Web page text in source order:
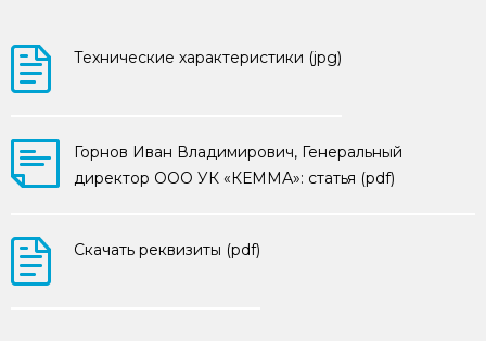
Документация и информация
Технические характеристики (jpg)
Горнов Иван Владимирович, Генеральный